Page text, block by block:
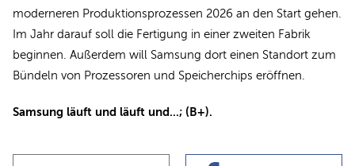
moderneren Produktionsprozessen 2026 an den Start gehen.
Im Jahr darauf soll die Fertigung in einer zweiten Fabrik
beginnen. Außerdem will Samsung dort einen Standort zum
Bündeln von Prozessoren und Speicherchips eröffnen.
Samsung läuft und läuft und...; (B+).